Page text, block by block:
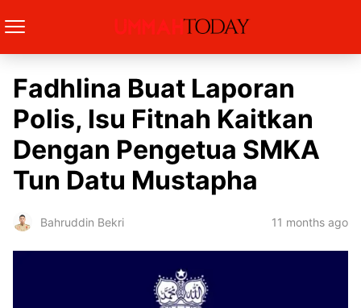
Fadhlina Buat Laporan
Polis, Isu Fitnah Kaitkan
Dengan Pengetua SMKA
Tun Datu Mustapha
Bahruddin Bekri 11 months ago